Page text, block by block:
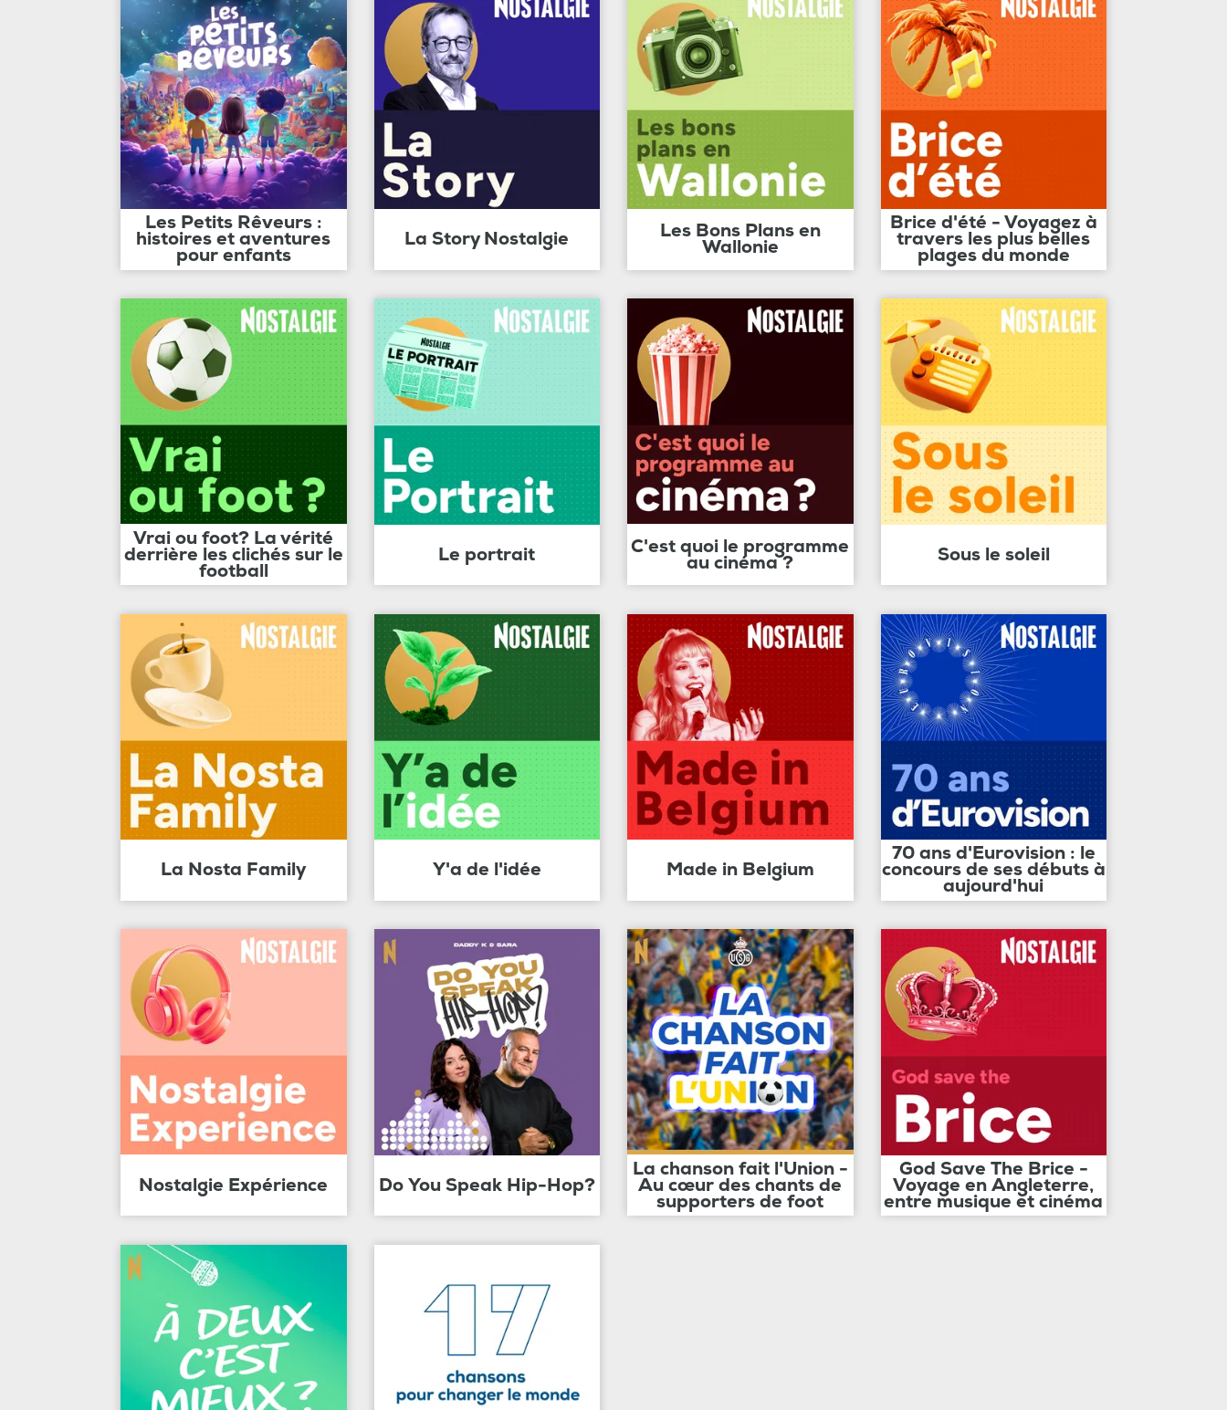
Les Petits Rêveurs :
histoires et aventures
pour enfants
La Story Nostalgie Les Bons Plans en
Wallonie
Brice d'été - Voyagez à
travers les plus belles
plages du monde
Vrai ou foot? La vérité
derrière les clichés sur le
football
Le portrait C'est quoi le programme
au cinéma ? Sous le soleil
La Nosta Family Y'a de l'idée Made in Belgium
70 ans d'Eurovision : le
concours de ses débuts à
aujourd'hui
Nostalgie Expérience Do You Speak Hip-Hop?
La chanson fait l'Union -
Au cœur des chants de
supporters de foot
God Save The Brice -
Voyage en Angleterre,
entre musique et cinéma